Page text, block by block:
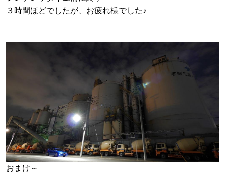
３時間ほどでしたが、お疲れ様でした♪
おまけ～